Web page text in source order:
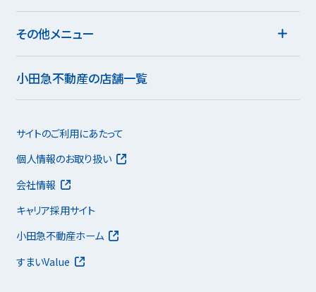
その他メニュー
小田急不動産の店舗一覧
サイトのご利用にあたって
個人情報のお取り扱い
会社情報
キャリア採用サイト
小田急不動産ホーム
すまいValue